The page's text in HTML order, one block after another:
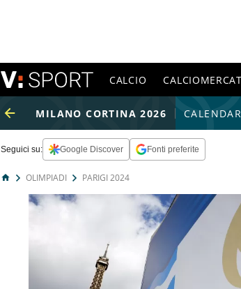
CALCIO
MILANO CORTINA 2026
Seguici su: Google Discover Fonti preferite
OLIMPIADI PARIGI 2024